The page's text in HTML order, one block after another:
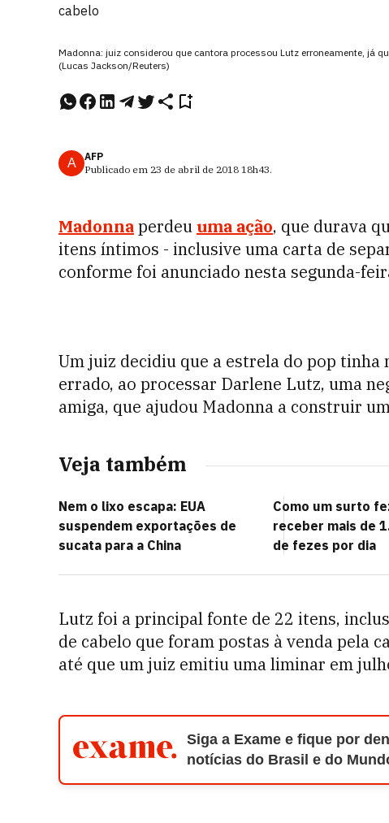
cabelo
Madonna: juiz considerou que cantora processou Lutz erroneamente, já
(Lucas Jackson/Reuters)
A
AFP
Publicado em 23 de abril de 2018 18h43.
Madonnaperdeuuma ação, que durava
itens íntimos - inclusive uma carta de
conforme foi anunciado nesta segunda-
Um juiz decidiu que a estrela do pop tinha
errado, ao processar Darlene Lutz, uma
amiga, que ajudou Madonna a construir
Veja também
Nem o lixo escapa: EUA
suspendem exportações de
sucata para a China
Como um surto
receber mais de
de fezes por dia
Lutz foi a principal fonte de 22 itens,
de cabelo que foram postas à venda pela
até que um juiz emitiu uma liminar em
Siga a Exame e fique por
notícias do Brasil e do